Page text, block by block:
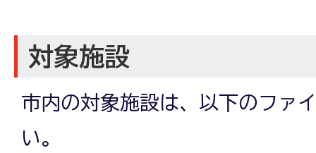
対象施設
市内の対象施設は、以下のファ
い。